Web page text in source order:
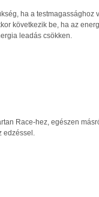
ha a testmagassághoz
következik be, ha az
leadás csökken.
Race-hez, egészen
edzéssel.